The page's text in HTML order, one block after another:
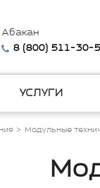
Абакан
8 (800) 511-30-
УСЛУГИ
Модульные